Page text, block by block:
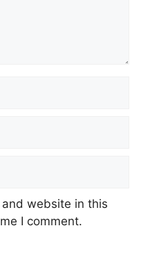
website in this
I comment.